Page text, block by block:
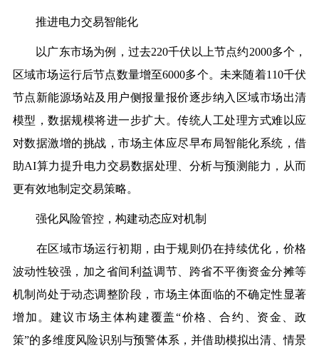
推进电力交易智能化
以广东市场为例，过去220千伏以上节点约2000多个，
区域市场运行后节点数量增至6000多个。未来随着110千伏
节点新能源场站及用户侧报量报价逐步纳入区域市场出清
模型，数据规模将进一步扩大。传统人工处理方式难以应
对数据激增的挑战，市场主体应尽早布局智能化系统，借
助AI算力提升电力交易数据处理、分析与预测能力，从而
更有效地制定交易策略。
强化风险管控，构建动态应对机制
在区域市场运行初期，由于规则仍在持续优化，价格
波动性较强，加之省间利益调节、跨省不平衡资金分摊等
机制尚处于动态调整阶段，市场主体面临的不确定性显著
增加。建议市场主体构建覆盖“价格、合约、资金、政
策”的多维度风险识别与预警体系，并借助模拟出清、情景